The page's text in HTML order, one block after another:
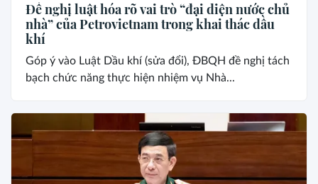
Đề nghị luật hóa rõ vai trò “đại diện nước chủ
nhà” của Petrovietnam trong khai thác dầu
khí
Góp ý vào Luật Dầu khí (sửa đổi), ĐBQH đề nghị tách
bạch chức năng thực hiện nhiệm vụ Nhà...